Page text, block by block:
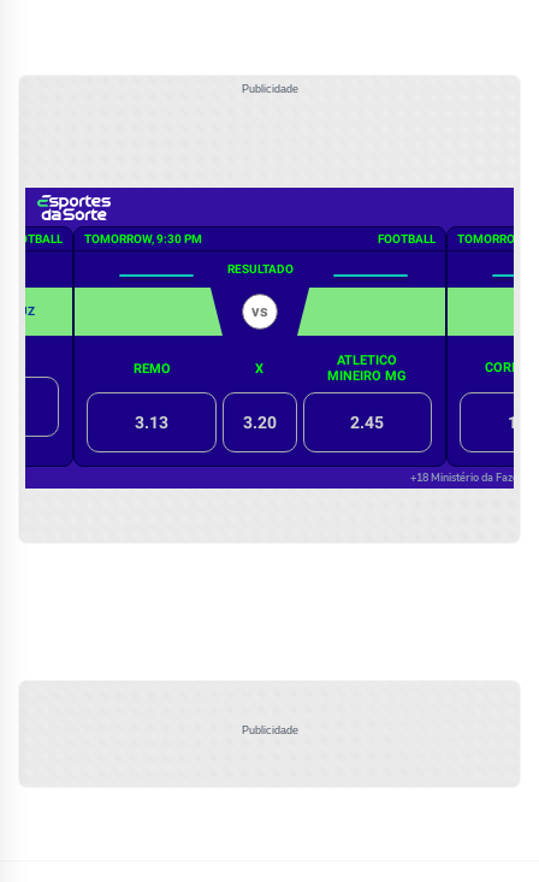
Publicidade
Publicidade